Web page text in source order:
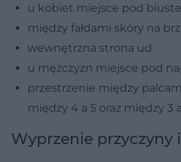
u kobiet miejsce pod
między fałdami skóry na
wewnętrzna strona ud
u mężczyzn miejsce pod
przestrzenie między
między 4 a 5 oraz między 3
Wyprzenie przyczyny